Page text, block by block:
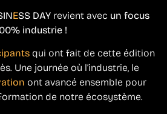
ESS DAY revient avec un focus
industrie !
qui ont fait de cette édition
Une journée où l’industrie, le
ont avancé ensemble pour
de notre écosystème.